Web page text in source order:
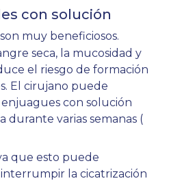
con solución
muy beneficiosos.
seca, la mucosidad y
el riesgo de formación
El cirujano puede
con solución
durante varias semanas (
que esto puede
la cicatrización